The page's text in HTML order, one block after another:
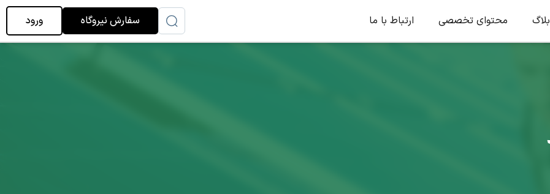
بلاگ محتوای تخصصی ارتباط با ما سفارش نیروگاه ورود